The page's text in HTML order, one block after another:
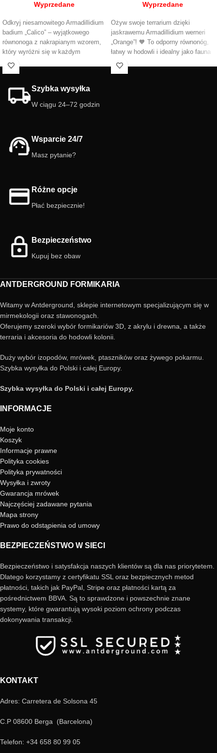
Wyprzedane
Odkryj niesamowitego Armadillidium
badium „Calico” – wyjątkowego
równonoga z nakrapianym wzorem,
który wyróżni się w każdym
terrarium 🌿. Idealny do systemów
jednocześnie spektakularny efekt
wizualny. Łatwy w hodowli i
Wyprzedane
Ożyw swoje terrarium dzięki
jaskrawemu Armadillidium werneri
„Orange”! 🧡 To odporny równonóg,
łatwy w hodowli i idealny jako fauna
czyszcząca. Doskonały do
Szybka wysyłka
W ciągu 24–72 godzin
Wsparcie 24/7
Masz pytanie?
Różne opcje
Płać bezpiecznie!
Bezpieczeństwo
Kupuj bez obaw
ANTDERGROUND FORMIKARIA
Witamy w Antderground, sklepie internetowym specjalizującym się w
mirmekologii oraz stawonogach.
Oferujemy szeroki wybór formikariów 3D, z akrylu i drewna, a także
terraria i akcesoria do hodowli kolonii.
Duży wybór izopodów, mrówek, ptaszników oraz żywego pokarmu.
Szybka wysyłka do Polski i całej Europy.
Szybka wysyłka do Polski i całej Europy.
INFORMACJE
Moje konto
Koszyk
Informacje prawne
Polityka cookies
Polityka prywatności
Wysyłka i zwroty
Gwarancja mrówek
Najczęściej zadawane pytania
Mapa strony
Prawo do odstąpienia od umowy
BEZPIECZEŃSTWO W SIECI
Bezpieczeństwo i satysfakcja naszych klientów są dla nas priorytetem.
Dlatego korzystamy z certyfikatu SSL oraz bezpiecznych metod
płatności, takich jak PayPal, Stripe oraz płatności kartą za
pośrednictwem BBVA. Są to sprawdzone i powszechnie znane
systemy, które gwarantują wysoki poziom ochrony podczas
dokonywania transakcji.
KONTAKT
Adres: Carretera de Solsona 45
C.P 08600 Berga (Barcelona)
Telefon: +34 658 80 99 05